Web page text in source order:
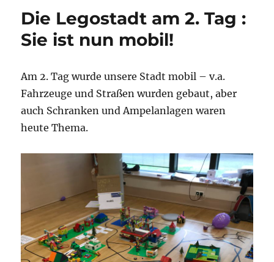
Die Legostadt am 2. Tag :
Sie ist nun mobil!
Am 2. Tag wurde unsere Stadt mobil – v.a.
Fahrzeuge und Straßen wurden gebaut, aber
auch Schranken und Ampelanlagen waren
heute Thema.